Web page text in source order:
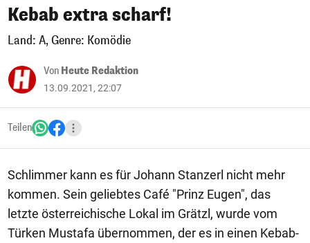
Kebab extra scharf!
Land: A, Genre: Komödie
Von Heute Redaktion
13.09.2021, 22:07
Teilen
Schlimmer kann es für Johann Stanzerl nicht mehr
kommen. Sein geliebtes Café "Prinz Eugen", das
letzte österreichische Lokal im Grätzl, wurde vom
Türken Mustafa übernommen, der es in einen Kebab-